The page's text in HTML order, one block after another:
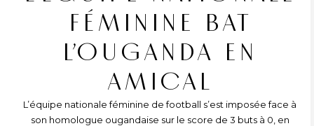
FÉMININE BAT
L’OUGANDA EN
AMICAL
L’équipe nationale féminine de football s’est imposée face à
son homologue ougandaise sur le score de 3 buts à 0, en